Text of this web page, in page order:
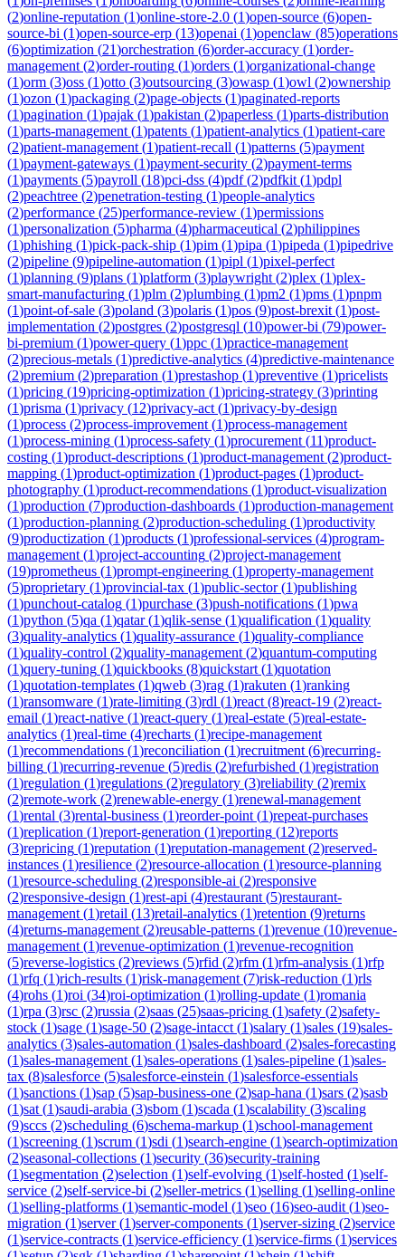
(2)online-reputation (1)online-store-2.0 (1)open-source (6)open-
source-bi (1)open-source-erp (13)openai (1)openclaw (85)operations
(6)optimization (21)orchestration (6)order-accuracy (1)order-
management (2)order-routing (1)orders (1)organizational-change
(1)orm (3)oss (1)otto (3)outsourcing (3)owasp (1)owl (2)ownership
(1)ozon (1)packaging (2)page-objects (1)paginated-reports
(1)pagination (1)pajak (1)pakistan (2)paperless (1)parts-distribution
(1)parts-management (1)patents (1)patient-analytics (1)patient-care
(2)patient-management (1)patient-recall (1)patterns (5)payment
(1)payment-gateways (1)payment-security (2)payment-terms
(1)payments (5)payroll (18)pci-dss (4)pdf(2)pdfkit (1)pdpl
(2)peachtree (2)penetration-testing (1)people-analytics
(2)performance (25)performance-review (1)permissions
(1)personalization (5)pharma (4)pharmaceutical (2)philippines
(1)phishing (1)pick-pack-ship (1)pim (1)pipa (1)pipeda (1)pipedrive
(2)pipeline (9)pipeline-automation (1)pipl (1)pixel-perfect
(1)planning (9)plans (1)platform (3)playwright (2)plex (1)plex-
smart-manufacturing (1)plm (2)plumbing (1)pm2 (1)pms (1)pnpm
(1)point-of-sale (3)poland (3)polaris (1)pos (9)post-brexit (1)post-
implementation (2)postgres (2)postgresql (10)power-bi (79)power-
bi-premium (1)power-query (1)ppc (1)practice-management
(2)precious-metals (1)predictive-analytics (4)predictive-maintenance
(2)premium (2)preparation (1)prestashop (1)preventive (1)pricelists
(1)pricing (19)pricing-optimization (1)pricing-strategy (3)printing
(1)prisma (1)privacy (12)privacy-act (1)privacy-by-design
(1)process (2)process-improvement (1)process-management
(1)process-mining (1)process-safety (1)procurement (11)product-
costing (1)product-descriptions (1)product-management (2)product-
mapping (1)product-optimization (1)product-pages (1)product-
photography (1)product-recommendations (1)product-visualization
(1)production (7)production-dashboards (1)production-management
(1)production-planning (2)production-scheduling (1)productivity
(9)productization (1)products (1)professional-services (4)program-
management (1)project-accounting (2)project-management
(19)prometheus (1)prompt-engineering (1)property-management
(5)proprietary (1)provincial-tax (1)public-sector(1)publishing
(1)punchout-catalog (1)purchase (3)push-notifications (1)pwa
(1)python (5)qa (1)qatar(1)qlik-sense (1)qualification (1)quality
(3)quality-analytics (1)quality-assurance (1)quality-compliance
(1)quality-control (2)quality-management (2)quantum-computing
(1)query-tuning (1)quickbooks (8)quickstart (1)quotation
(1)quotation-templates (1)qweb (3)rag (1)rakuten (1)ranking
(1)ransomware (1)rate-limiting (3)rdl (1)react (8)react-19 (2)react-
email (1)react-native (1)react-query (1)real-estate (5)real-estate-
analytics (1)real-time (4)recharts (1)recipe-management
(1)recommendations (1)reconciliation (1)recruitment (6)recurring-
billing (1)recurring-revenue (5)redis (2)refurbished (1)registration
(1)regulation (1)regulations (2)regulatory (3)reliability (2)remix
(2)remote-work (2)renewable-energy (1)renewal-management
(1)rental (3)rental-business (1)reorder-point (1)repeat-purchases
(1)replication (1)report-generation (1)reporting (12)reports
(3)repricing (1)reputation (1)reputation-management (2)reserved-
instances (1)resilience (2)resource-allocation (1)resource-planning
(1)resource-scheduling (2)responsible-ai (2)responsive
(2)responsive-design (1)rest-api (4)restaurant (5)restaurant-
management (1)retail (13)retail-analytics (1)retention (9)returns
(4)returns-management (2)reusable-patterns (1)revenue (10)revenue-
management (1)revenue-optimization (1)revenue-recognition
(5)reverse-logistics (2)reviews (5)rfid (2)rfm (1)rfm-analysis (1)rfp
(1)rfq (1)rich-results (1)risk-management (7)risk-reduction (1)rls
(4)rohs (1)roi (34)roi-optimization (1)rolling-update (1)romania
(1)rpa (3)rsc (2)russia (2)saas (25)saas-pricing (1)safety (2)safety-
stock (1)sage (1)sage-50 (2)sage-intacct (1)salary (1)sales (19)sales-
analytics (3)sales-automation (1)sales-dashboard (2)sales-forecasting
(1)sales-management (1)sales-operations (1)sales-pipeline (1)sales-
tax (8)salesforce (5)salesforce-einstein (1)salesforce-essentials
(1)sanctions (1)sap (5)sap-business-one (2)sap-hana (1)sars (2)sasb
(1)sat (1)saudi-arabia (3)sbom (1)scada (1)scalability (3)scaling
(9)sccs (2)scheduling (6)schema-markup (1)school-management
(1)screening (1)scrum (1)sdi (1)search-engine (1)search-optimization
(2)seasonal-collections (1)security (36)security-training
(1)segmentation (2)selection (1)self-evolving (1)self-hosted (1)self-
service (2)self-service-bi (2)seller-metrics (1)selling (1)selling-online
(1)selling-platforms (1)semantic-model (1)seo (16)seo-audit (1)seo-
migration (1)server(1)server-components (1)server-sizing (2)service
(1)service-contracts (1)service-efficiency (1)service-firms (1)services